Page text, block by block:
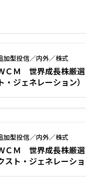
加型投信／内外／株式
ＣＭ 世界成長株厳選
・ジェネレーション）
加型投信／内外／株式
ＣＭ 世界成長株厳選
スト・ジェネレーショ